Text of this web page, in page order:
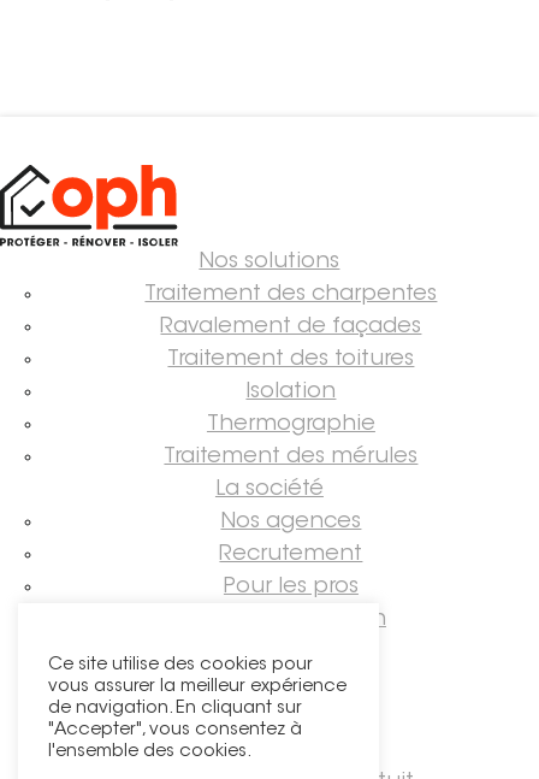
Nos solutions
Traitement des charpentes
Ravalement de façades
Traitement des toitures
Isolation
Thermographie
Traitement des mérules
La société
Nos agences
Recrutement
Pour les pros
Guide rénovation
Suivez-nous !
Ce site utilise des cookies pour
vous assurer la meilleur expérience
de navigation. En cliquant sur
"Accepter", vous consentez à
l'ensemble des cookies.